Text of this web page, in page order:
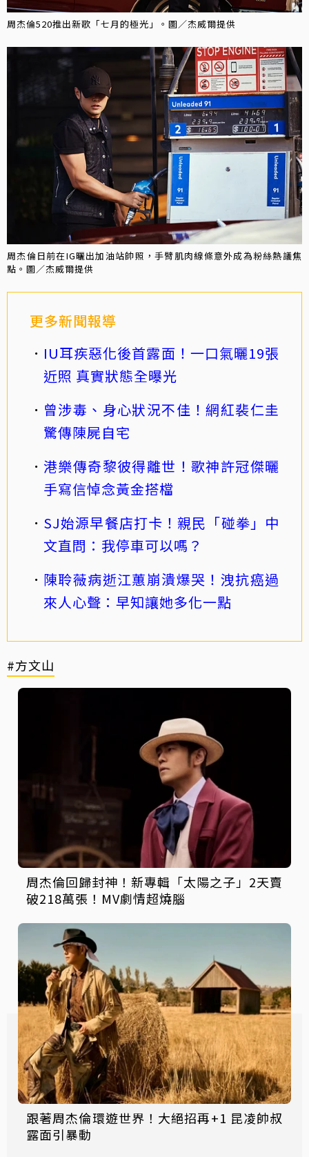
周杰倫520推出新歌「七月的極光」。圖／杰威爾提供
周杰倫日前在IG曬出加油站帥照，手臂肌肉線條意外成為粉絲熱議焦
點。圖／杰威爾提供
更多新聞報導
IU耳疾惡化後首露面！一口氣曬19張
近照 真實狀態全曝光
曾涉毒、身心狀況不佳！網紅裴仁圭
驚傳陳屍自宅
港樂傳奇黎彼得離世！歌神許冠傑曬
手寫信悼念黃金搭檔
SJ始源早餐店打卡！親民「碰拳」中
文直問：我停車可以嗎？
陳聆薇病逝江蕙崩潰爆哭！洩抗癌過
來人心聲：早知讓她多化一點
#方文山
周杰倫回歸封神！新專輯「太陽之子」2天賣
破218萬張！MV劇情超燒腦
跟著周杰倫環遊世界！大絕招再+1 昆凌帥叔
露面引暴動